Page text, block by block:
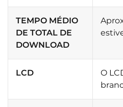
TEMPO MÉDIO
DE TOTAL DE
DOWNLOAD
LCD
O